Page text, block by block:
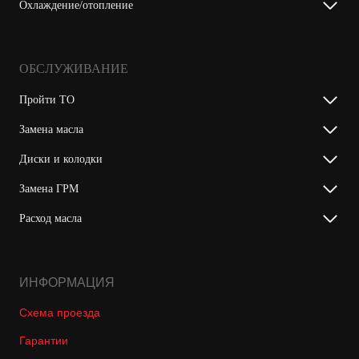
Охлаждение/отопление
ОБСЛУЖИВАНИЕ
Пройти ТО
Замена масла
Диски и колодки
Замена ГРМ
Расход масла
ИНФОРМАЦИЯ
Схема проезда
Гарантии